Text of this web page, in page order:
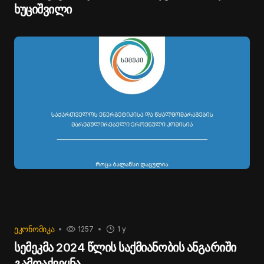
ხუციშვილი
ᲔᲙᲝᲜᲝᲛᲘᲙᲐ 1 y
1257
სემეკმა 2024 წლის საქმიანობის ანგარიში